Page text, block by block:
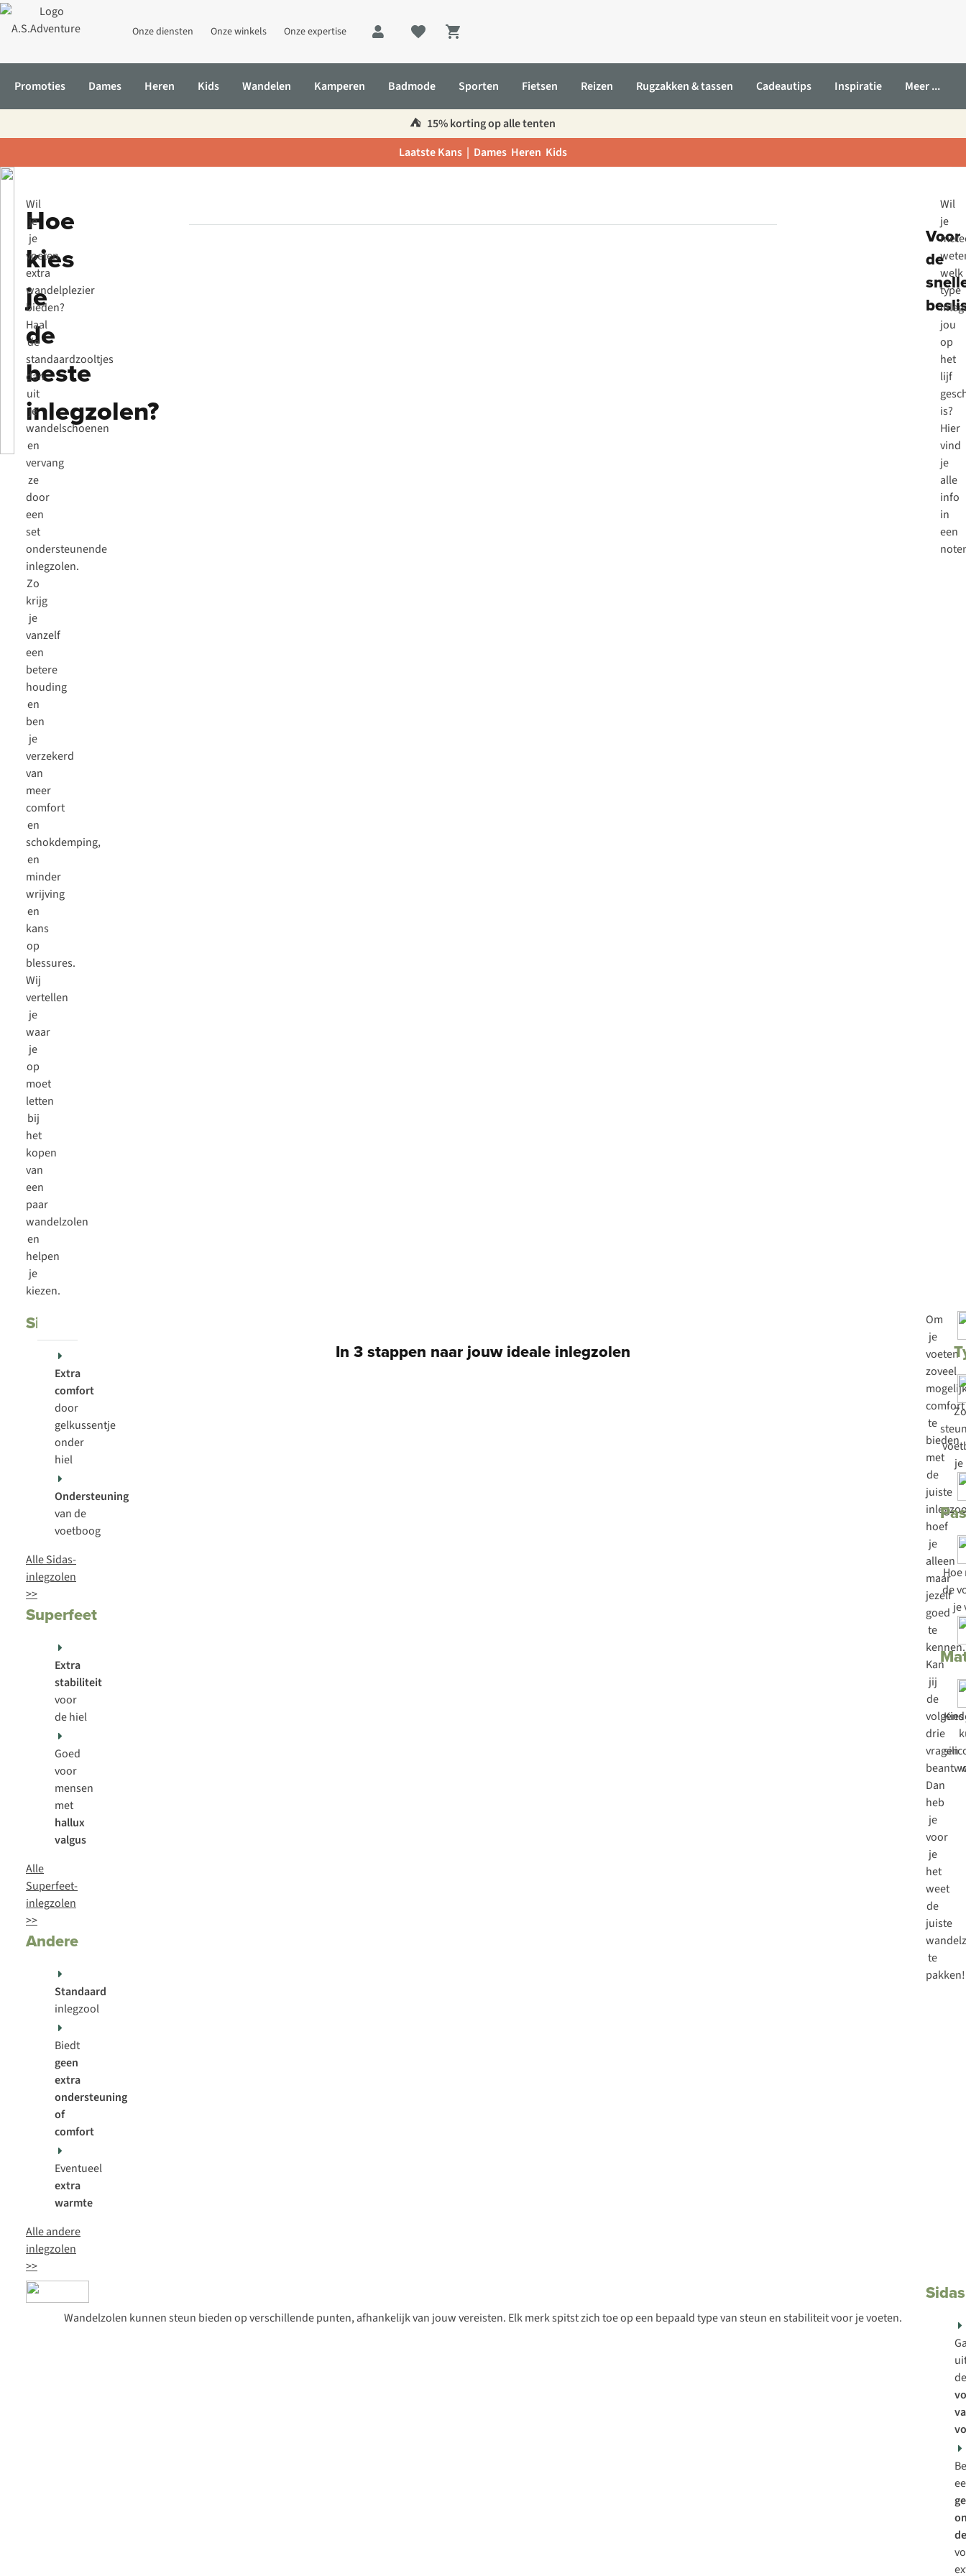
Onze diensten Onze winkels Onze expertise
Shopping cart
Promoties Dames Heren Kids Wandelen Kamperen Badmode Sporten Fietsen Reizen Rugzakken & tassen Cadeautips Inspiratie Meer ...
⛺️ 15% korting op alle tenten
Laatste Kans | Dames Heren Kids
Home
Hoe
kies
je
de
beste
inlegzolen?
Wil
je
je
voeten
extra
wandelplezier
bieden?
Haal
de
standaardzooltjes
dan
uit
je
wandelschoenen
en
vervang
ze
door
een
set
ondersteunende
inlegzolen.
Zo
krijg
je
vanzelf
een
betere
houding
en
ben
je
verzekerd
van
meer
comfort
en
schokdemping,
en
minder
wrijving
en
kans
op
blessures.
Wij
vertellen
je
waar
je
op
moet
letten
bij
het
kopen
van
een
paar
wandelzolen
en
helpen
je
kiezen.
Voor
de
Wil
je
welk
type
jou
op
het
lijf
is?
Hier
vind
je
alle
info
in
een
Sidas
Extra
comfort
door
gelkussentje
onder
hiel
Ondersteuning
van de
voetboog
Alle Sidas-
inlegzolen
>>
Superfeet
Extra
stabiliteit
voor
de hiel
Goed
voor
mensen
met
hallux
valgus
Alle
Superfeet-
inlegzolen
>>
Andere
Standaard
inlegzool
Biedt
geen
extra
ondersteuning
of
comfort
Eventueel
extra
warmte
Alle andere
inlegzolen
>>
In 3 stappen naar jouw ideale inlegzolen
Om
je
voeten
zoveel
comfort
te
bieden
met
de
juiste
hoef
je
alleen
maar
jezelf
goed
te
kennen.
Kan
jij
de
drie
vragen
Dan
heb
je
voor
je
het
weet
de
juiste
te
pakken!
Hoe
de
je
Wandelzolen kunnen steun bieden op verschillende punten, afhankelijk van jouw vereisten. Elk merk spitst zich toe op een bepaald type van steun en stabiliteit voor je voeten.
Sidas
de